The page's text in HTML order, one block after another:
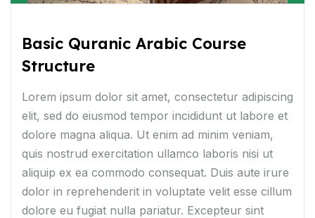
Basic Quranic Arabic Course
Structure
Lorem ipsum dolor sit amet, consectetur adipiscing
elit, sed do eiusmod tempor incididunt ut labore et
dolore magna aliqua. Ut enim ad minim veniam,
quis nostrud exercitation ullamco laboris nisi ut
aliquip ex ea commodo consequat. Duis aute irure
dolor in reprehenderit in voluptate velit esse cillum
dolore eu fugiat nulla pariatur. Excepteur sint